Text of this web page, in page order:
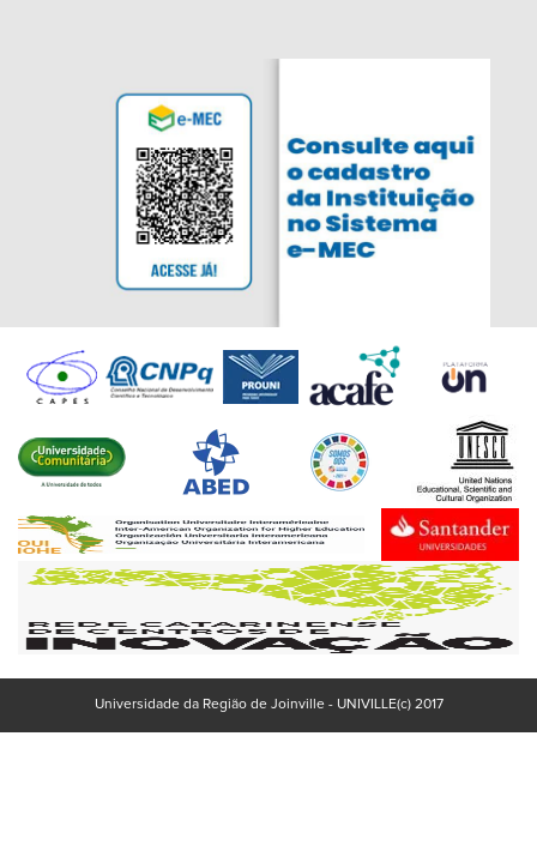
Universidade da Região de Joinville - UNIVILLE(c) 2017